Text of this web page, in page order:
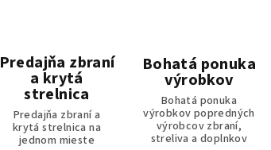
Predajňa zbraní
a krytá
strelnica
Predajňa zbraní a
krytá strelnica na
jednom mieste
Bohatá ponuka
výrobkov
Bohatá ponuka
výrobkov popredných
výrobcov zbraní,
streliva a doplnkov